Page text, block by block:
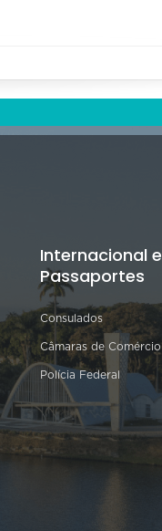
Internacional e
Passaportes
Consulados
Câmaras de Comércio
Polícia Federal